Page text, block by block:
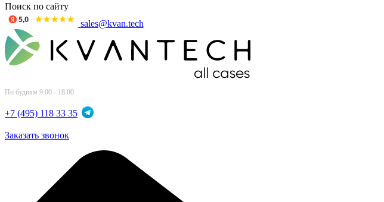
Поиск по сайту
sales@kvan.tech
По будням 9:00 - 18:00
+7 (495) 118 33 35
Заказать звонок